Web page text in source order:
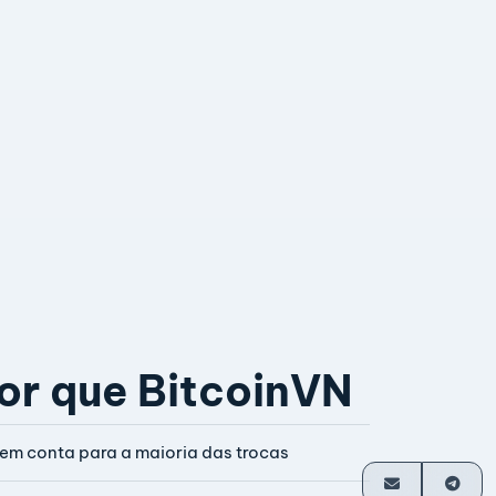
que BitcoinVN
conta para a maioria das trocas